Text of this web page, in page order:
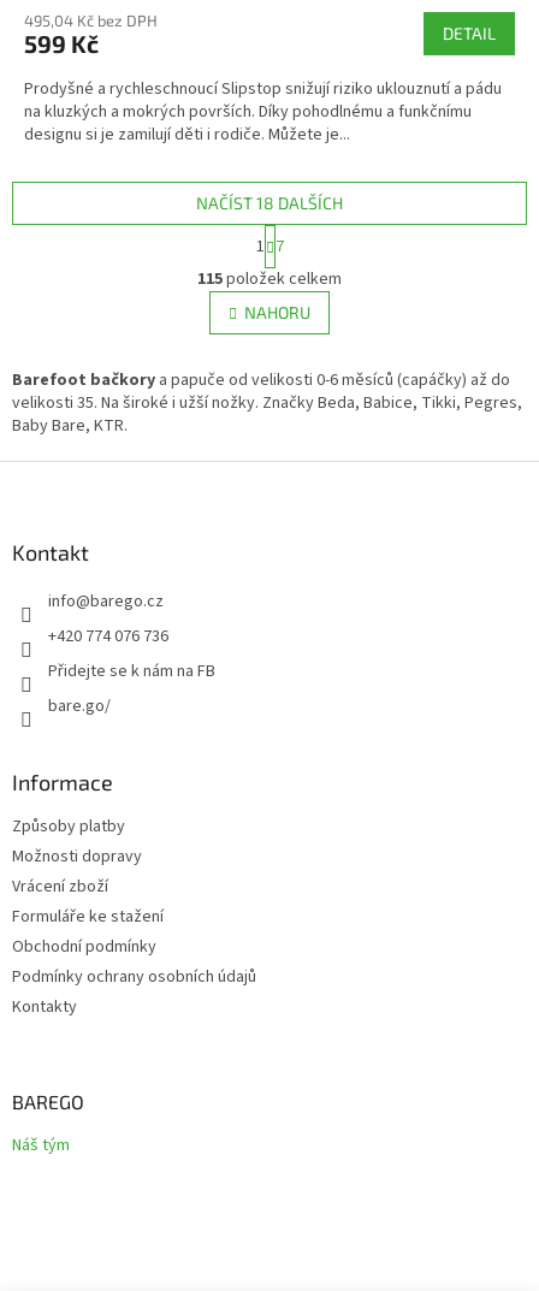
495,04 Kč bez DPH
599 Kč DETAIL
Prodyšné a rychleschnoucí Slipstop snižují riziko uklouznutí a pádu
na kluzkých a mokrých površích. Díky pohodlnému a funkčnímu
designu si je zamilují děti i rodiče. Můžete je...
O
v
l
á
a
c
NAČÍST 18 DALŠÍCH
t
r
á
n
k
v
á
1 7
115položek celkem
NAHORU
Barefoot bačkory a papuče od velikosti 0-6 měsíců (capáčky) až do
velikosti 35. Na široké i užší nožky. Značky Beda, Babice, Tikki, Pegres,
Baby Bare, KTR.
Kontakt
info@barego.cz
+420 774 076 736
Přidejte se k nám na FB
bare.go/
Informace
Způsoby platby
Možnosti dopravy
Vrácení zboží
Formuláře ke stažení
Obchodní podmínky
Podmínky ochrany osobních údajů
Kontakty
BAREGO
Náš tým